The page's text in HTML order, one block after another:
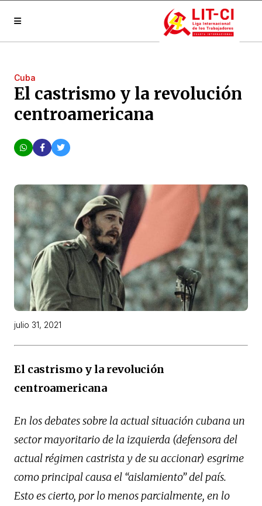
Cuba
El castrismo y la revolución
centroamericana
julio 31, 2021
El castrismo y la revolución
centroamericana
En los debates sobre la actual situación cubana un
sector mayoritario de la izquierda (defensora del
actual régimen castrista y de su accionar) esgrime
como principal causa el “aislamiento” del país.
Esto es cierto, por lo menos parcialmente, en lo